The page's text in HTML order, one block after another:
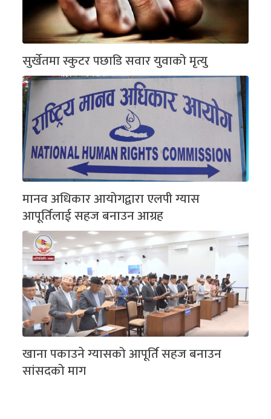
सुर्खेतमा स्कुटर पछाडि सवार युवाको मृत्यु
मानव अधिकार आयोगद्वारा एलपी ग्यास
आपूर्तिलाई सहज बनाउन आग्रह
खाना पकाउने ग्यासको आपूर्ति सहज बनाउन
सांसदको माग